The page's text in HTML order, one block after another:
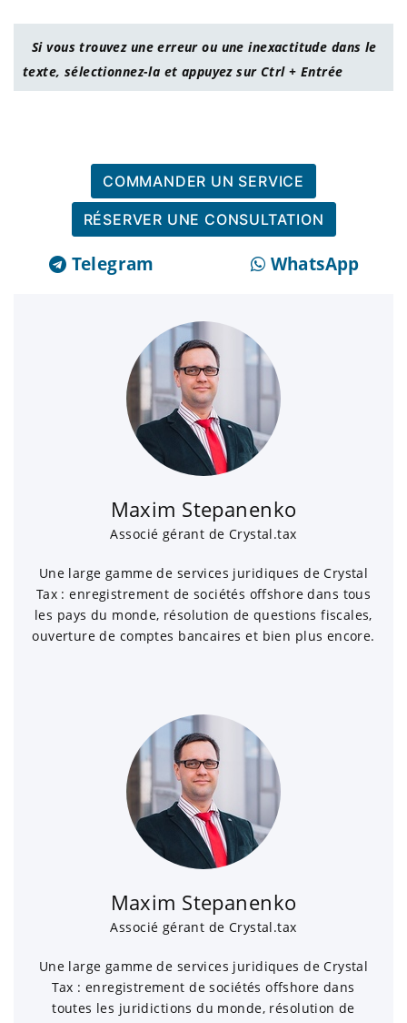
Si vous trouvez une erreur ou une inexactitude dans le
texte, sélectionnez-la et appuyez sur Ctrl + Entrée
COMMANDER UN SERVICE
RÉSERVER UNE CONSULTATION
Telegram WhatsApp
Maxim Stepanenko
Associé gérant de Crystal.tax
Une large gamme de services juridiques de Crystal
Tax : enregistrement de sociétés offshore dans tous
les pays du monde, résolution de questions fiscales,
ouverture de comptes bancaires et bien plus encore.
Maxim Stepanenko
Associé gérant de Crystal.tax
Une large gamme de services juridiques de Crystal
Tax : enregistrement de sociétés offshore dans
toutes les juridictions du monde, résolution de